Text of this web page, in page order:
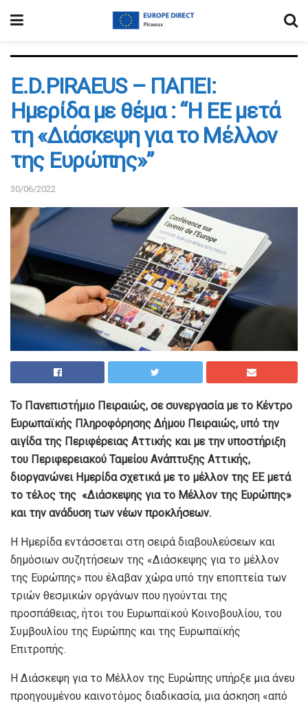
E.D.PIRAEUS – ΠΑΠΕΙ:
Ημερίδα με θέμα : “Η ΕΕ μετά
τη «Διάσκεψη για το Μέλλον
της Ευρώπης»”
30/06/2022
Το Πανεπιστήμιο Πειραιώς, σε συνεργασία με το Κέντρο
Ευρωπαϊκής Πληροφόρησης Δήμου Πειραιώς, υπό την
αιγίδα της Περιφέρειας Αττικής και με την υποστήριξη
του Περιφερειακού Ταμείου Ανάπτυξης Αττικής,
διοργανώνει Ημερίδα σχετικά με το μέλλον της ΕΕ μετά
το τέλος της «Διάσκεψης για το Μέλλον της Ευρώπης»
και την ανάδυση των νέων προκλήσεων.
Η Ημερίδα εντάσσεται στη σειρά διαβουλεύσεων και
δημόσιων συζητήσεων της «Διάσκεψης για το μέλλον
της Ευρώπης» που έλαβαν χώρα υπό την εποπτεία των
τριών θεσμικών οργάνων που ηγούνται της
προσπάθειας, ήτοι του Ευρωπαϊκού Κοινοβουλίου, του
Συμβουλίου της Ευρώπης και της Ευρωπαϊκής
Επιτροπής.
Η Διάσκεψη για το Μέλλον της Ευρώπης υπήρξε μια άνευ
προηγουμένου καινοτόμος διαδικασία, μια άσκηση «από